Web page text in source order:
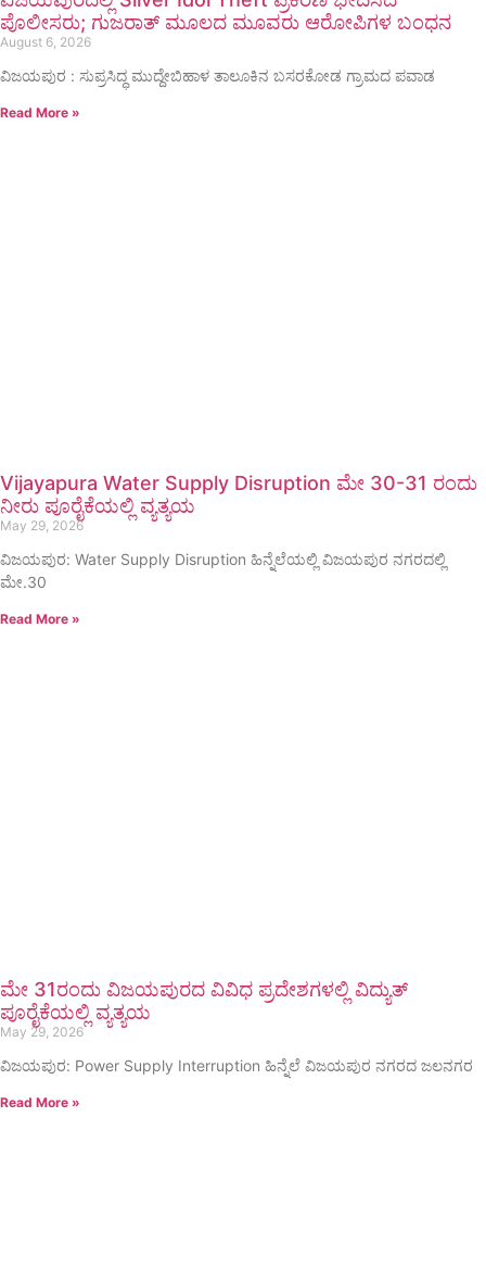
ಪೊಲೀಸರು; ಗುಜರಾತ್ ಮೂಲದ ಮೂವರು ಆರೋಪಿಗಳ ಬಂಧನ
August 6, 2026
ವಿಜಯಪುರ : ಸುಪ್ರಸಿದ್ಧ ಮುದ್ದೇಬಿಹಾಳ ತಾಲೂಕಿನ ಬಸರಕೋಡ ಗ್ರಾಮದ ಪವಾಡ
Read More »
Vijayapura Water Supply Disruption ಮೇ 30-31 ರಂದು
ನೀರು ಪೂರೈಕೆಯಲ್ಲಿ ವ್ಯತ್ಯಯ
May 29, 2026
ವಿಜಯಪುರ: Water Supply Disruption ಹಿನ್ನೆಲೆಯಲ್ಲಿ ವಿಜಯಪುರ ನಗರದಲ್ಲಿ
ಮೇ.30
Read More »
ಮೇ 31ರಂದು ವಿಜಯಪುರದ ವಿವಿಧ ಪ್ರದೇಶಗಳಲ್ಲಿ ವಿದ್ಯುತ್
ಪೂರೈಕೆಯಲ್ಲಿ ವ್ಯತ್ಯಯ
May 29, 2026
ವಿಜಯಪುರ: Power Supply Interruption ಹಿನ್ನೆಲೆ ವಿಜಯಪುರ ನಗರದ ಜಲನಗರ
Read More »